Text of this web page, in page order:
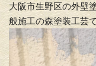
大阪市生野区の外壁
般施工の森塗装工芸で